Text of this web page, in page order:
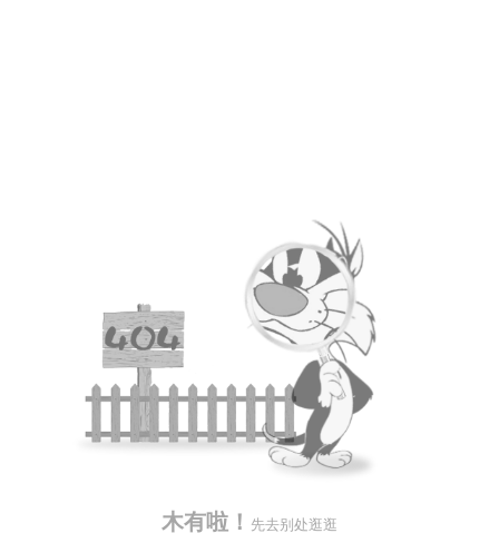
木有啦！ 先去别处逛逛